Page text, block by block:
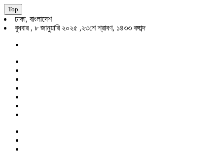
Top
ঢাকা, বাংলাদেশ
বুধবার , ৮ জানুয়ারি ২০২৫ ,২৩শে শ্রাবণ, ১৪৩৩ বঙ্গাব্দ